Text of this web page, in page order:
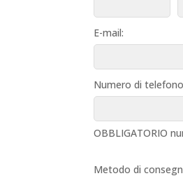
E-mail:
Numero di
OBBLIGATORIO
Metodo di